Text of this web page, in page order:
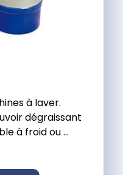
à laver.
dégraissant
à froid ou ...